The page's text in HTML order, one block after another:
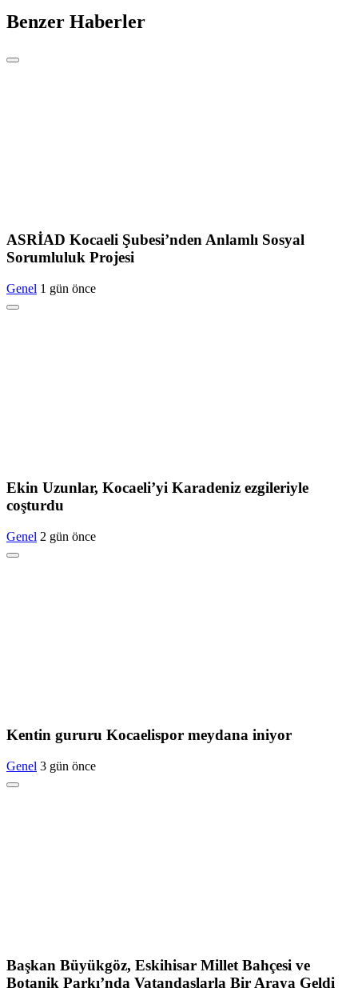
Benzer Haberler
ASRİAD Kocaeli Şubesi’nden Anlamlı Sosyal
Sorumluluk Projesi
Genel 1 gün önce
Ekin Uzunlar, Kocaeli’yi Karadeniz ezgileriyle
coşturdu
Genel 2 gün önce
Kentin gururu Kocaelispor meydana iniyor
Genel 3 gün önce
Başkan Büyükgöz, Eskihisar Millet Bahçesi ve
Botanik Parkı’nda Vatandaşlarla Bir Araya Geldi